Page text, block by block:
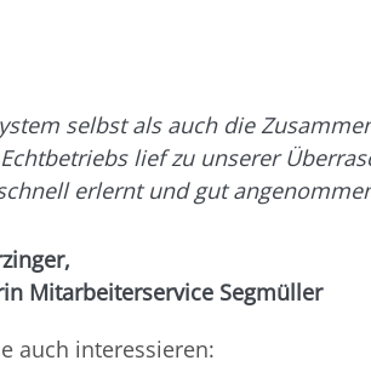
selbst als auch die
lief zu unserer
erlernt und gut
Mitarbeiterservice Segmüller
auch interessieren: